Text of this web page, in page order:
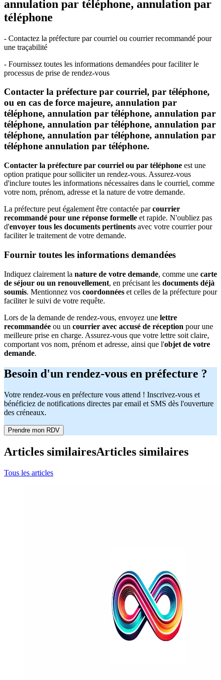
annulation par téléphone, annulation par
téléphone
- Contactez la préfecture par courriel ou courrier recommandé pour
une traçabilité
- Fournissez toutes les informations demandées pour faciliter le
processus de prise de rendez-vous
Contacter la préfecture par courriel, par téléphone,
ou en cas de force majeure, annulation par
téléphone, annulation par téléphone, annulation par
téléphone, annulation par téléphone, annulation par
téléphone, annulation par téléphone, annulation par
téléphone annulation par téléphone.
Contacter la préfecture par courriel ou par téléphone est une
option pratique pour solliciter un rendez-vous. Assurez-vous
d'inclure toutes les informations nécessaires dans le courriel, comme
votre nom, prénom, adresse et la nature de votre demande.
La préfecture peut également être contactée parcourrier
recommandé pour une réponse formelle et rapide. N'oubliez pas
d'envoyer tous les documents pertinents avec votre courrier pour
faciliter le traitement de votre demande.
Fournir toutes les informations demandées
Indiquez clairement la nature de votre demande, comme une carte
de séjour ou un renouvellement, en précisant les documents déjà
soumis. Mentionnez vos coordonnées et celles de la préfecture pour
faciliter le suivi de votre requête.
Lors de la demande de rendez-vous, envoyez une lettre
recommandée ou un courrier avec accusé de réception pour une
meilleure prise en charge. Assurez-vous que votre lettre soit claire,
comportant vos nom, prénom et adresse, ainsi que l'objet de votre
demande.
Besoin d'un rendez-vous en préfecture ?
Votre rendez-vous en préfecture vous attend ! Inscrivez-vous et
bénéficiez de notifications directes par email et SMS dès l'ouverture
des créneaux.
Prendre mon RDV
Articles similairesArticles similaires
Tous les articles